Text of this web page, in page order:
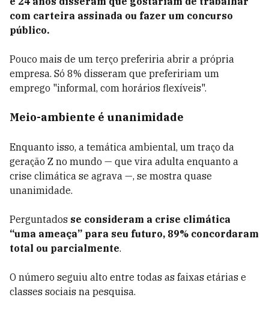
com carteira assinada ou fazer um concurso
público.
Pouco mais de um terço preferiria abrir a própria
empresa. Só 8% disseram que prefeririam um
emprego "informal, com horários flexíveis".
Meio-ambiente é unanimidade
Enquanto isso, a temática ambiental, um traço da
geração Z no mundo — que vira adulta enquanto a
crise climática se agrava —, se mostra quase
unanimidade.
Perguntados se consideram a crise climática
“uma ameaça” para seu futuro, 89% concordaram
total ou parcialmente.
O número seguiu alto entre todas as faixas etárias e
classes sociais na pesquisa.